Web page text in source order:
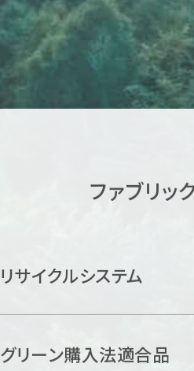
ファブリッ
リサイクルシステム
グリーン購入法適合品